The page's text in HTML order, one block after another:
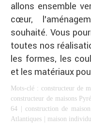
allons ensemble
cœur,
souhaité. Vous
toutes nos
les formes, les
et les matériaux
Mots-clé : constructeur de
constructeur de maisons
64
construction de
Atlantiques
maison